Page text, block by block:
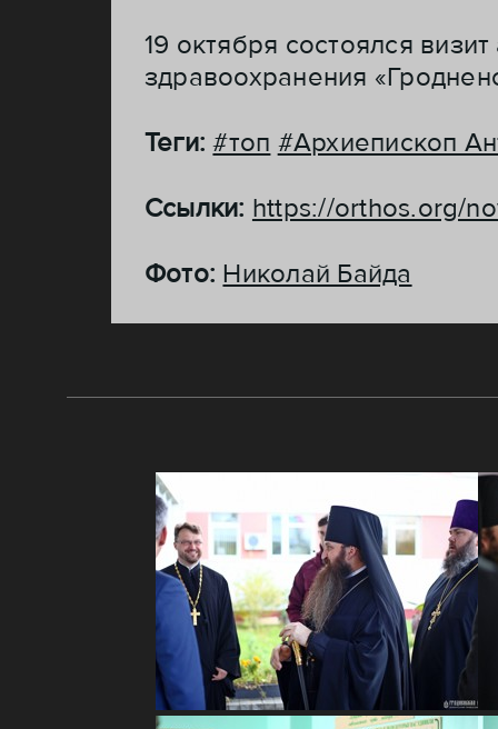
19 октября состоялся
здравоохранения
Теги:#топ #Архиепископ
Ссылки: https://orthos.org/
Фото: Николай Байда